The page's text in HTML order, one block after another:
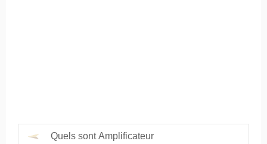
Quels sont Amplificateur